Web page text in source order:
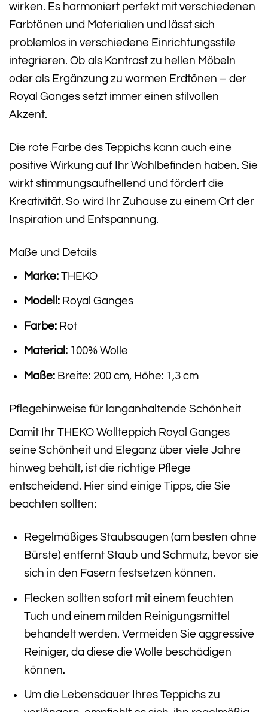
wirken. Es harmoniert perfekt mit verschiedenen
Farbtönen und Materialien und lässt sich
problemlos in verschiedene Einrichtungsstile
integrieren. Ob als Kontrast zu hellen Möbeln
oder als Ergänzung zu warmen Erdtönen – der
Royal Ganges setzt immer einen stilvollen
Akzent.
Die rote Farbe des Teppichs kann auch eine
positive Wirkung auf Ihr Wohlbefinden haben. Sie
wirkt stimmungsaufhellend und fördert die
Kreativität. So wird Ihr Zuhause zu einem Ort der
Inspiration und Entspannung.
Maße und Details
Marke:THEKO
Modell:Royal Ganges
Farbe:Rot
Material:100% Wolle
Maße:Breite: 200 cm, Höhe: 1,3 cm
Pflegehinweise für langanhaltende Schönheit
Damit Ihr THEKO Wollteppich Royal Ganges
seine Schönheit und Eleganz über viele Jahre
hinweg behält, ist die richtige Pflege
entscheidend. Hier sind einige Tipps, die Sie
beachten sollten:
Regelmäßiges Staubsaugen (am besten ohne
Bürste) entfernt Staub und Schmutz, bevor sie
sich in den Fasern festsetzen können.
Flecken sollten sofort mit einem feuchten
Tuch und einem milden Reinigungsmittel
behandelt werden. Vermeiden Sie aggressive
Reiniger, da diese die Wolle beschädigen
können.
Um die Lebensdauer Ihres Teppichs zu